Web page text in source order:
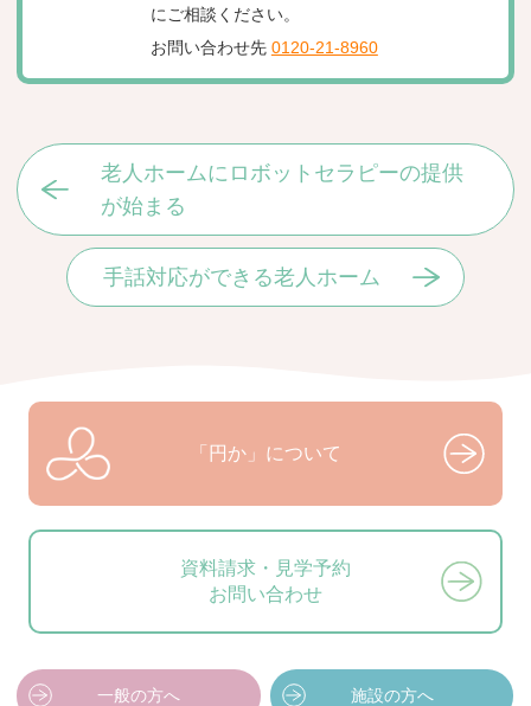
にご相談ください。
お問い合わせ先 0120-21-8960
老人ホームにロボットセラピーの提供
が始まる
手話対応ができる老人ホーム
「円か」について
資料請求・見学予約
お問い合わせ
一般の方へ 施設の方へ